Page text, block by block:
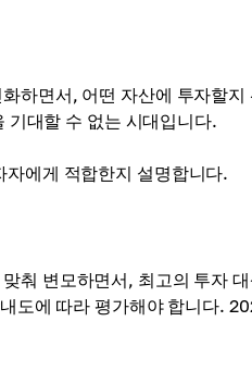
하면서, 어떤 자산에 투자할지
기대할 수 없는 시대입니다.
에게 적합한지 설명합니다.
춰 변모하면서, 최고의 투자
도에 따라 평가해야 합니다.